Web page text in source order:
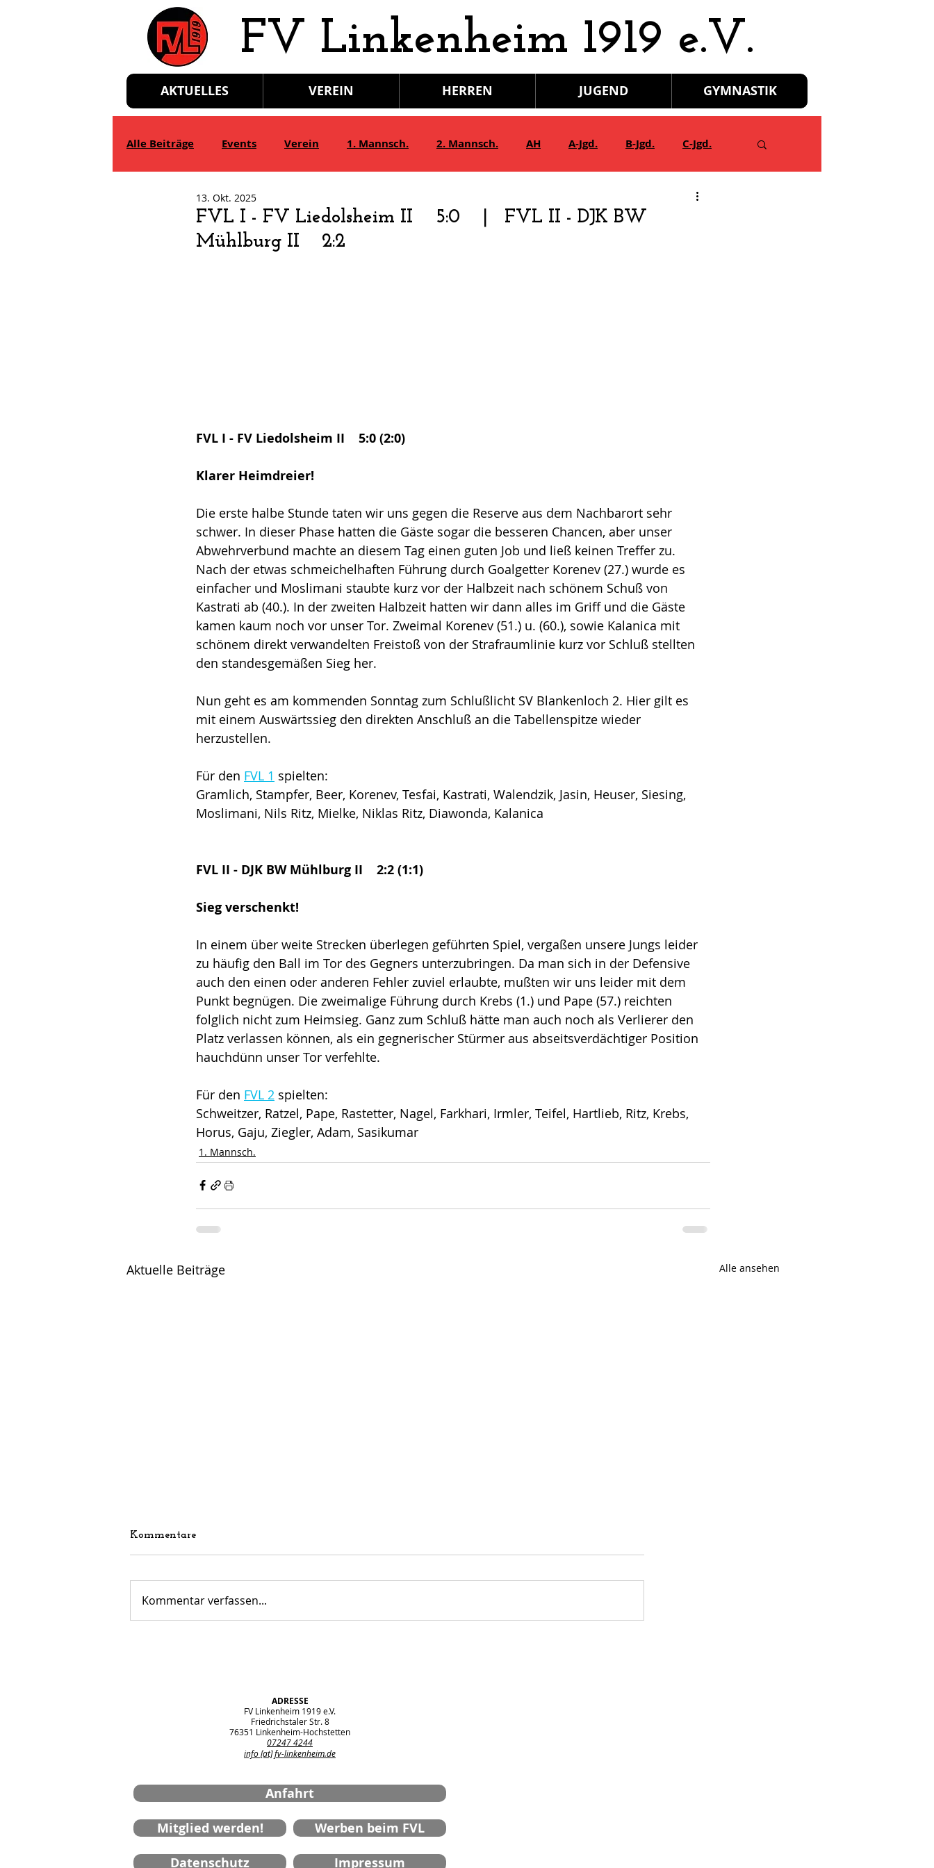
​FV Linkenheim 1919 e.V.
AKTUELLES VEREIN HERREN JUGEND GYMNASTIK
Alle Beiträge Events Verein 1. Mannsch. 2. Mannsch. AH A-Jgd. B-Jgd. C-Jgd.
E-Jgd.
FVL I - FV Liedolsheim II 5:0 | FVL II - DJK BW
Mühlburg II 2:2
13. Okt. 2025
FVL I - FV Liedolsheim II    5:0 (2:0)
Klarer Heimdreier!
Die erste halbe Stunde taten wir uns gegen die Reserve aus dem Nachbarort sehr
schwer. In dieser Phase hatten die Gäste sogar die besseren Chancen, aber unser
Abwehrverbund machte an diesem Tag einen guten Job und ließ keinen Treffer zu.
Nach der etwas schmeichelhaften Führung durch Goalgetter Korenev (27.) wurde es
einfacher und Moslimani staubte kurz vor der Halbzeit nach schönem Schuß von
Kastrati ab (40.). In der zweiten Halbzeit hatten wir dann alles im Griff und die Gäste
kamen kaum noch vor unser Tor. Zweimal Korenev (51.) u. (60.), sowie Kalanica mit
schönem direkt verwandelten Freistoß von der Strafraumlinie kurz vor Schluß stellten
den standesgemäßen Sieg her.
Nun geht es am kommenden Sonntag zum Schlußlicht SV Blankenloch 2. Hier gilt es
mit einem Auswärtssieg den direkten Anschluß an die Tabellenspitze wieder
herzustellen.
Für den FVL 1 spielten:
Gramlich, Stampfer, Beer, Korenev, Tesfai, Kastrati, Walendzik, Jasin, Heuser, Siesing,
Moslimani, Nils Ritz, Mielke, Niklas Ritz, Diawonda, Kalanica
FVL II - DJK BW Mühlburg II    2:2 (1:1)
Sieg verschenkt!
In einem über weite Strecken überlegen geführten Spiel, vergaßen unsere Jungs leider
zu häufig den Ball im Tor des Gegners unterzubringen. Da man sich in der Defensive
auch den einen oder anderen Fehler zuviel erlaubte, mußten wir uns leider mit dem
Punkt begnügen. Die zweimalige Führung durch Krebs (1.) und Pape (57.) reichten
folglich nicht zum Heimsieg. Ganz zum Schluß hätte man auch noch als Verlierer den
Platz verlassen können, als ein gegnerischer Stürmer aus abseitsverdächtiger Position
hauchdünn unser Tor verfehlte.
Für den FVL 2 spielten:
Schweitzer, Ratzel, Pape, Rastetter, Nagel, Farkhari, Irmler, Teifel, Hartlieb, Ritz, Krebs,
Horus, Gaju, Ziegler, Adam, Sasikumar
1. Mannsch.
Aktuelle Beiträge Alle ansehen
Kommentare
Kommentar verfassen...
ADRESSE
FV Linkenheim 1919 e.V.
Friedrichstaler Str. 8
76351 Linkenheim-Hochstetten
07247 4244
info [at] fv-linkenheim.de
Anfahrt
Mitglied werden!
Werben beim FVL
Datenschutz
Impressum